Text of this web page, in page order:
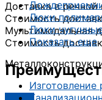
Люки
Люки
Показать еще
Изготовление
Доставка в
Стоимость
Мультимодальная
Стоимость